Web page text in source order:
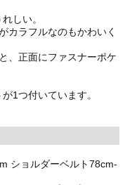
しい。
カラフルなのもかわいく
、正面にファスナーポケ
1つ付いています。
ショルダーベルト78cm-